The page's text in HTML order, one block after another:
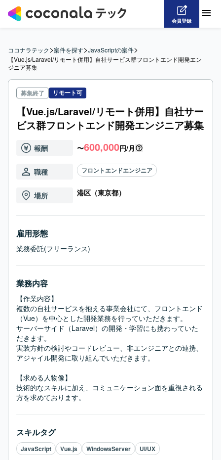
会員登録
ココナラテック>案件を探す>JavaScriptの案件>
【Vue.js/Laravel/リモート併用】自社サービス群フロントエンド開発エン
ジニア募集
募集終了 リモート可
【Vue.js/Laravel/リモート併用】自社サー
ビス群フロントエンド開発エンジニア募集
報酬 〜600,000円/月
職種 フロントエンドエンジニア
場所 港区（東京都）
雇用形態
業務委託(フリーランス)
業務内容
【作業内容】
複数の自社サービスを抱える事業会社にて、フロントエンド
（Vue）を中心とした開発業務を行っていただきます。
サーバーサイド（Laravel）の開発・学習にも携わっていた
だきます。
実装方針の検討やコードレビュー、非エンジニアとの連携、
アジャイル開発に取り組んでいただきます。
【求める人物像】
技術的なスキルに加え、コミュニケーション面を重視される
方を求めております。
スキルタグ
JavaScript Vue.js WindowsServer UI/UX